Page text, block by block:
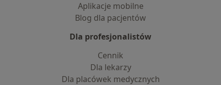
Aplikacje mobilne
Blog dla pacjentów
Dla profesjonalistów
Cennik
Dla lekarzy
Dla placówek medycznych